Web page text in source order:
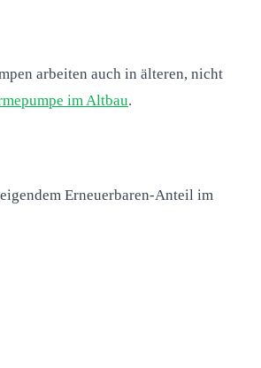
arbeiten auch in älteren, nicht
im Altbau.
Erneuerbaren-Anteil im